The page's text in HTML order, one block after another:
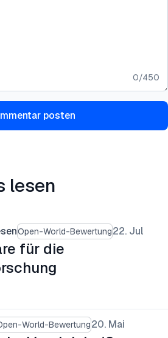
0/450
posten
lesen
Open-World-Bewertung22. Jul
für die
World-Bewertung20. Mai